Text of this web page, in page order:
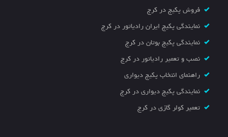
فروش پکیج در کرج
نمایندگی پکیج ایران رادیاتور در کرج
نمایندگی پکیج بوتان در کرج
نصب و تعمیر رادیاتور در کرج
راهنمای انتخاب پکیج دیواری
نمایندگی پکیج دیواری در کرج
تعمیر کولر گازی در کرج